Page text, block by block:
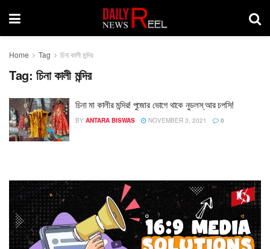
Home Tag চিনা কালী মন্দির
Tag: চিনা কালী মন্দির
চিনা মা কালীর মন্দির! পুজোর ভোগে থাকে নুডলস্ আর চপসি!
BY ANTARA BISWAS NOVEMBER 3, 2021 0